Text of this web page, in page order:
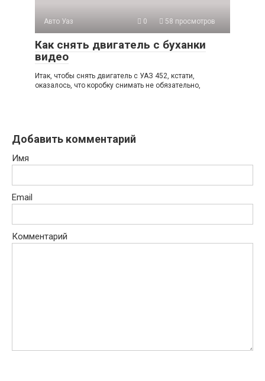
Авто Уаз 0 58 просмотров
Как снять двигатель с буханки
видео
Итак, чтобы снять двигатель с УАЗ 452, кстати,
оказалось, что коробку снимать не обязательно,
Добавить комментарий
Имя
Email
Комментарий